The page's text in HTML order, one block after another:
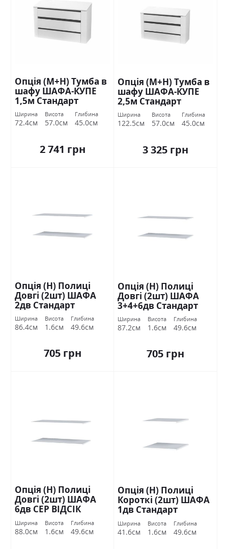
Опція (М+Н) Тумба в
шафу ШАФА-КУПЕ
1,5м Стандарт
Ширина
72.4см
Висота
57.0см
Глибина
45.0см
2 741 грн
Опція (М+Н) Тумба в
шафу ШАФА-КУПЕ
2,5м Стандарт
Ширина
122.5см
Висота
57.0см
Глибина
45.0см
3 325 грн
Опція (Н) Полиці
Довгі (2шт) ШАФА
2дв Стандарт
Ширина
86.4см
Висота
1.6см
Глибина
49.6см
705 грн
Опція (Н) Полиці
Довгі (2шт) ШАФА
3+4+6дв Стандарт
Ширина
87.2см
Висота
1.6см
Глибина
49.6см
705 грн
Опція (Н) Полиці
Довгі (2шт) ШАФА
6дв СЕР ВІДСІК
Стандарт
Ширина
88.0см
Висота
1.6см
Глибина
49.6см
Опція (Н) Полиці
Короткі (2шт) ШАФА
1дв Стандарт
Ширина
41.6см
Висота
1.6см
Глибина
49.6см